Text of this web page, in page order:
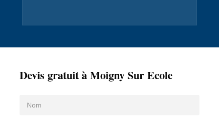
Devis gratuit à Moigny Sur Ecole